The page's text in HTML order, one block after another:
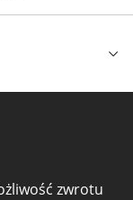
zwrotu